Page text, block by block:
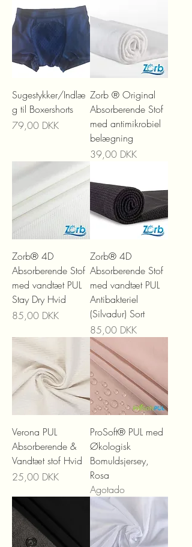
Sugestykker/Indlæ
g til Boxershorts
Precio
79,00 DKK
Zorb ® Original
Absorberende Stof
med antimikrobiel
belægning
Precio
39,00 DKK
Zorb® 4D
Absorberende Stof
med vandtæt PUL
Stay Dry Hvid
Precio
85,00 DKK
Zorb® 4D
Absorberende Stof
med vandtæt PUL
Antibakteriel
(Silvadur) Sort
Precio
85,00 DKK
Verona PUL
Absorberende &
Vandtæt stof Hvid
Precio
25,00 DKK
ProSoft® PUL med
Økologisk
Bomuldsjersey,
Rosa
Agotado